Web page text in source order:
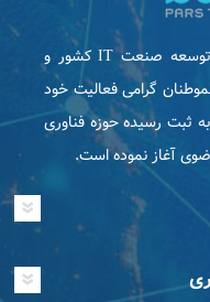
شرکت داده پردازی پارس در راستای توسعه صنعت IT كشور و
گرامی فعاليت خود
شرکت به ثبت رسیده حوزه فناوری
آغاز نموده است.